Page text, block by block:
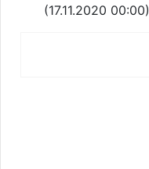
(17.11.2020 00:00)